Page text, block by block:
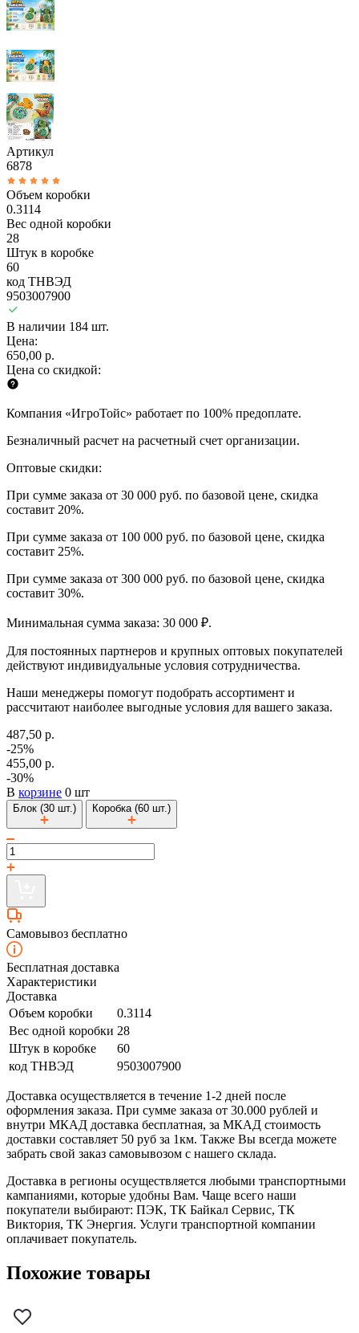
Артикул
6878
Объем коробки
0.3114
Вес одной коробки
28
Штук в коробке
60
код ТНВЭД
9503007900
В наличии 184 шт.
Цена:
650,00 р.
Цена со скидкой:
Компания «ИгроТойс» работает по 100% предоплате.
Безналичный расчет на расчетный счет организации.
Оптовые скидки:
При сумме заказа от 30 000 руб. по базовой цене, скидка
составит 20%.
При сумме заказа от 100 000 руб. по базовой цене, скидка
составит 25%.
При сумме заказа от 300 000 руб. по базовой цене, скидка
составит 30%.
Минимальная сумма заказа: 30 000 ₽.
Для постоянных партнеров и крупных оптовых покупателей
действуют индивидуальные условия сотрудничества.
Наши менеджеры помогут подобрать ассортимент и
рассчитают наиболее выгодные условия для вашего заказа.
487,50 р.
-25%
455,00 р.
-30%
В корзине 0 шт
Блок (30 шт.) Коробка (60 шт.)
Самовывоз бесплатно
Бесплатная доставка
Характеристики
Доставка
Объем коробки
0.3114
Вес одной коробки 28
Штук в коробке
60
код ТНВЭД
9503007900
Доставка осуществляется в течение 1-2 дней после
оформления заказа. При сумме заказа от 30.000 рублей и
внутри МКАД доставка бесплатная, за МКАД стоимость
доставки составляет 50 руб за 1км. Также Вы всегда можете
забрать свой заказ самовывозом с нашего склада.
Доставка в регионы осуществляется любыми транспортными
кампаниями, которые удобны Вам. Чаще всего наши
покупатели выбирают: ПЭК, ТК Байкал Сервис, ТК
Виктория, ТК Энергия. Услуги транспортной компании
оплачивает покупатель.
Похожие товары